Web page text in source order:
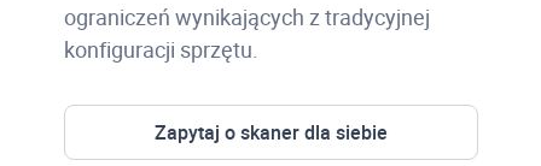
ograniczeń wynikających z tradycyjnej
konfiguracji sprzętu.
Zapytaj o skaner dla siebie